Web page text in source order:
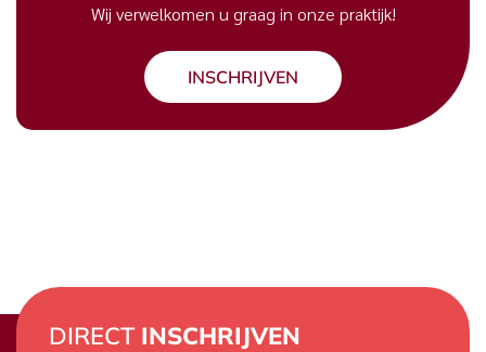
Wij verwelkomen u graag in onze praktijk!
INSCHRIJVEN
DIRECT INSCHRIJVEN